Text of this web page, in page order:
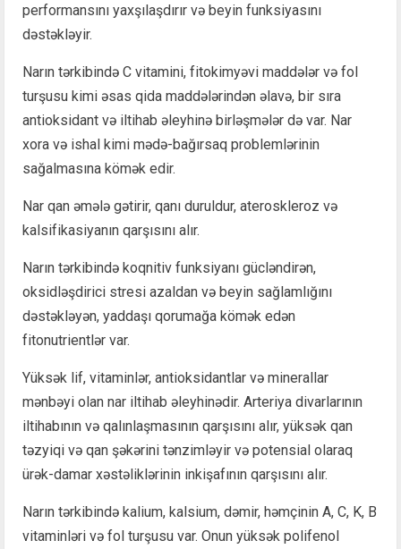
performansını yaxşılaşdırır və beyin funksiyasını
dəstəkləyir.
Narın tərkibində C vitamini, fitokimyəvi maddələr və fol
turşusu kimi əsas qida maddələrindən əlavə, bir sıra
antioksidant və iltihab əleyhinə birləşmələr də var. Nar
xora və ishal kimi mədə-bağırsaq problemlərinin
sağalmasına kömək edir.
Nar qan əmələ gətirir, qanı duruldur, ateroskleroz və
kalsifikasiyanın qarşısını alır.
Narın tərkibində koqnitiv funksiyanı gücləndirən,
oksidləşdirici stresi azaldan və beyin sağlamlığını
dəstəkləyən, yaddaşı qorumağa kömək edən
fitonutrientlər var.
Yüksək lif, vitaminlər, antioksidantlar və minerallar
mənbəyi olan nar iltihab əleyhinədir. Arteriya divarlarının
iltihabının və qalınlaşmasının qarşısını alır, yüksək qan
təzyiqi və qan şəkərini tənzimləyir və potensial olaraq
ürək-damar xəstəliklərinin inkişafının qarşısını alır.
Narın tərkibində kalium, kalsium, dəmir, həmçinin A, C, K, B
vitaminləri və fol turşusu var. Onun yüksək polifenol